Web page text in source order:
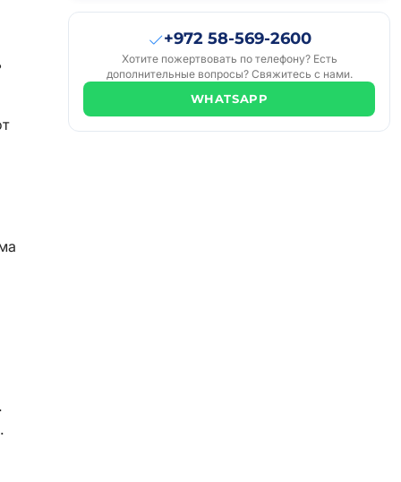
+972 58-569-2600
Хотите пожертвовать по телефону? Есть
дополнительные вопросы? Свяжитесь с нами.
WHATSAPP